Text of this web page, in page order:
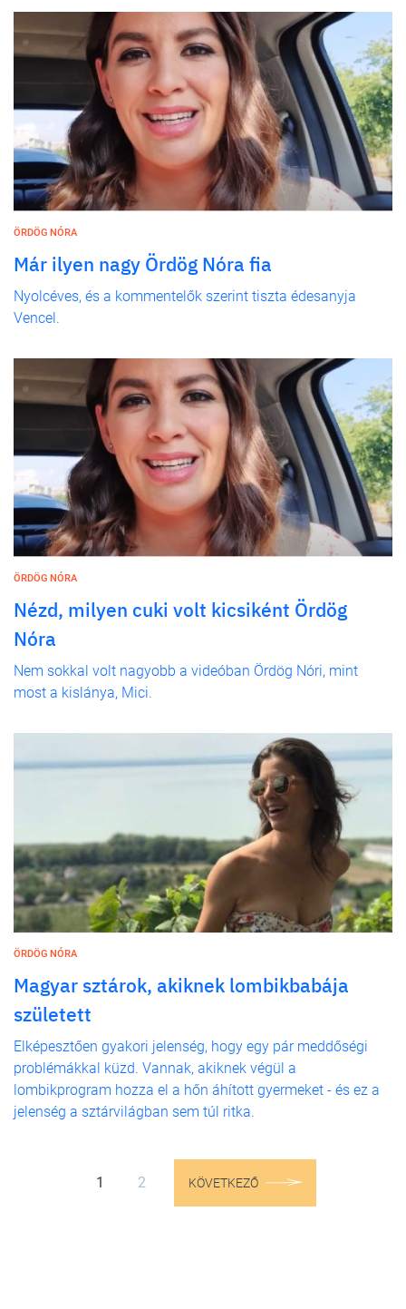
ÖRDÖG NÓRA
Már ilyen nagy Ördög Nóra fia
Nyolcéves, és a kommentelők szerint tiszta édesanyja
Vencel.
ÖRDÖG NÓRA
Nézd, milyen cuki volt kicsiként Ördög
Nóra
Nem sokkal volt nagyobb a videóban Ördög Nóri, mint
most a kislánya, Mici.
ÖRDÖG NÓRA
Magyar sztárok, akiknek lombikbabája
született
Elképesztően gyakori jelenség, hogy egy pár meddőségi
problémákkal küzd. Vannak, akiknek végül a
lombikprogram hozza el a hőn áhított gyermeket - és ez a
jelenség a sztárvilágban sem túl ritka.
1 2 KÖVETKEZŐ